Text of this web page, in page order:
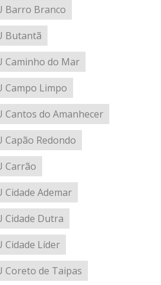
Barro Branco
Butantã
Caminho do Mar
Campo Limpo
Cantos do Amanhecer
Capão Redondo
Carrão
Cidade Ademar
Cidade Dutra
Cidade Líder
Coreto de Taipas